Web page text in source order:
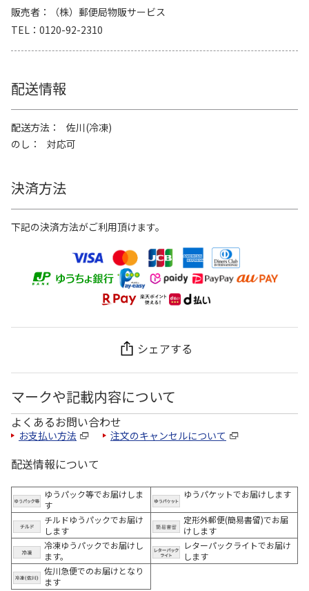
販売者
（株）郵便局物販サービス
TEL
0120-92-2310
配送情報
配送方法
佐川(冷凍)
のし
対応可
決済方法
下記の決済方法がご利用頂けます。
シェアする
マークや記載内容について
よくあるお問い合わせ
お支払い方法 注文のキャンセルについて
配送情報について
ゆうパック等でお届けしま
す
ゆうパケットでお届けします
チルドゆうパックでお届け
します
定形外郵便(簡易書留)でお届
けします
冷凍ゆうパックでお届けし
ます。
レターパックライトでお届け
します
佐川急便でのお届けとなり
ます